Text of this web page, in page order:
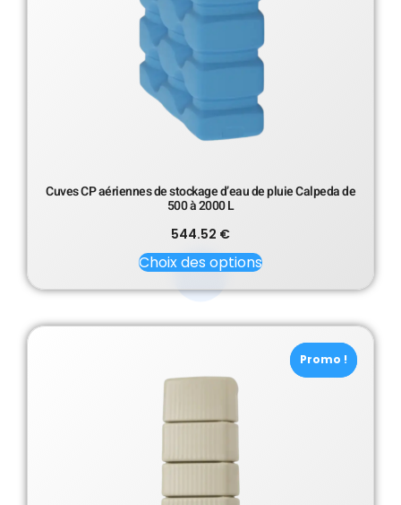
Cuves CP aériennes de stockage d’eau de pluie Calpeda de
500 à 2000 L
544.52 €
Choix des options
Promo !
Promo !